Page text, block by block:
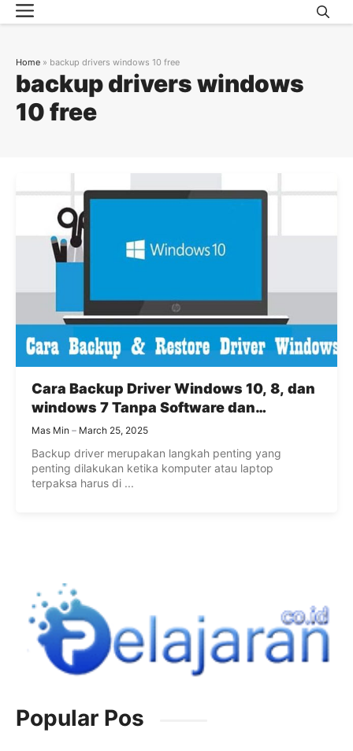
Skip
to
Menu
backup drivers windows
10 free
Home » backup drivers windows 10 free
Cara Backup Driver Windows 10, 8, dan
windows 7 Tanpa Software dan
Software MUDAH
Mas Min March 25, 2025
Backup driver merupakan langkah penting yang
penting dilakukan ketika komputer atau laptop
terpaksa harus di ...
Popular Pos